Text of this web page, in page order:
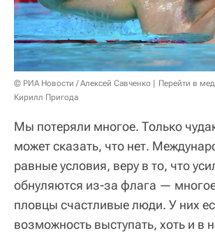
© РИА Новости / Алексей Савченко
Перейти в
Кирилл Пригода
Мы потеряли многое. Только
может сказать, что нет.
равные условия, веру в то, что
обнуляются из-за флага —
пловцы счастливые люди. У них
возможность выступать, хоть и в